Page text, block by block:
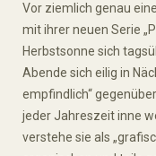
Vor ziemlich genau
mit ihrer neuen Serie
Herbstsonne sich
Abende sich eilig in
empfindlich“
jeder Jahreszeit inne
verstehe sie als